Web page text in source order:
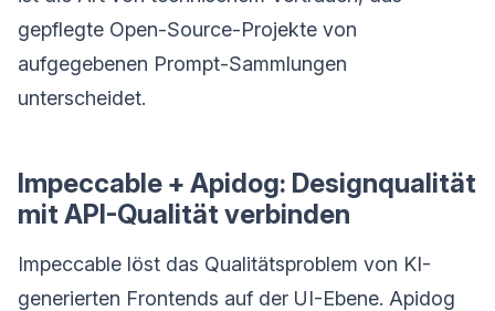
gepflegte Open-Source-Projekte von
aufgegebenen Prompt-Sammlungen
unterscheidet.
Impeccable + Apidog: Designqualität
mit API-Qualität verbinden
Impeccable löst das Qualitätsproblem von KI-
generierten Frontends auf der UI-Ebene. Apidog